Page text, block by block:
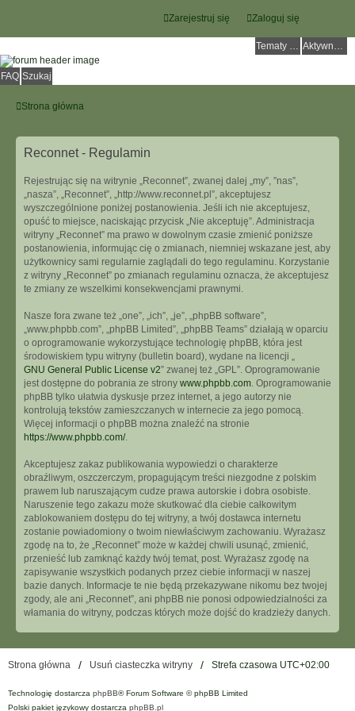
Zaloguj się
Zarejestruj się
Tematy bez odpowiedzi Aktywne tematy
FAQ Szukaj
Strona główna
Reconnet - Regulamin
Rejestrując się na witrynie „Reconnet”, zwanej dalej „my”, ”nas”,
„nasza”, „Reconnet”, „http://www.reconnet.pl”, akceptujesz
wyszczególnione poniżej postanowienia. Jeśli ich nie akceptujesz,
opuść to miejsce, naciskając przycisk „Nie akceptuję”. Administracja
witryny „Reconnet” ma prawo w dowolnym czasie zmienić poniższe
postanowienia, informując cię o zmianach, niemniej wskazane jest, aby
użytkownicy sami regularnie zaglądali do tego regulaminu. Korzystanie
z witryny „Reconnet” po zmianach regulaminu oznacza, że akceptujesz
te zmiany ze wszelkimi konsekwencjami prawnymi.
Nasze fora zwane też „one”, „ich”, „je”, „phpBB software”,
„www.phpbb.com”, „phpBB Limited”, „phpBB Teams” działają w oparciu
o oprogramowanie wykorzystujące technologię phpBB, która jest
środowiskiem typu witryny (bulletin board), wydane na licencji „
GNU General Public License v2” zwanej też „GPL”. Oprogramowanie
jest dostępne do pobrania ze strony www.phpbb.com. Oprogramowanie
phpBB tylko ułatwia dyskusje przez internet, a jego autorzy nie
kontrolują tekstów zamieszczanych w internecie za jego pomocą.
Więcej informacji o phpBB można znaleźć na stronie
https://www.phpbb.com/.
Akceptujesz zakaz publikowania wypowiedzi o charakterze
obraźliwym, oszczerczym, propagującym treści niezgodne z polskim
prawem lub naruszającym cudze prawa autorskie i dobra osobiste.
Naruszenie tego zakazu może skutkować dla ciebie całkowitym
zablokowaniem dostępu do tej witryny, a twój dostawca internetu
zostanie powiadomiony o twoim niewłaściwym zachowaniu. Wyrażasz
zgodę na to, że „Reconnet” może w każdej chwili usunąć, zmienić,
przenieść lub zamknąć każdy twój temat, post. Wyrażasz zgodę na
zapisywanie wszystkich podanych przez ciebie informacji w naszej
bazie danych. Informacje te nie będą przekazywane nikomu bez twojej
zgody, ale ani „Reconnet”, ani phpBB nie ponosi odpowiedzialności za
włamania do witryny, podczas których może dojść do kradzieży danych.
Strona główna Usuń ciasteczka witryny Strefa czasowa UTC+02:00
Technologię dostarcza phpBB® Forum Software © phpBB Limited
Polski pakiet językowy dostarcza phpBB.pl